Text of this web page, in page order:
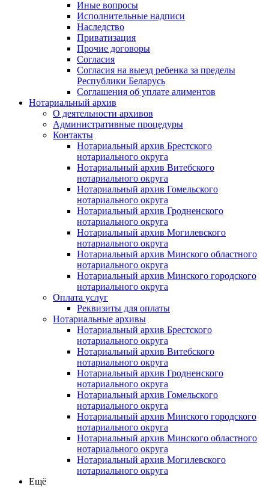
Иные вопросы
Исполнительные надписи
Наследство
Приватизация
Прочие договоры
Согласия
Согласия на выезд ребенка за пределы
Республики Беларусь
Соглашения об уплате алиментов
Нотариальный архив
О деятельности архивов
Административные процедуры
Контакты
Нотариальный архив Брестского
нотариального округа
Нотариальный архив Витебского
нотариального округа
Нотариальный архив Гомельского
нотариального округа
Нотариальный архив Гродненского
нотариального округа
Нотариальный архив Могилевского
нотариального округа
Нотариальный архив Минского областного
нотариального округа
Нотариальный архив Минского городского
нотариального округа
Оплата услуг
Реквизиты для оплаты
Нотариальные архивы
Нотариальный архив Брестского
нотариального округа
Нотариальный архив Витебского
нотариального округа
Нотариальный архив Гродненского
нотариального округа
Нотариальный архив Гомельского
нотариального округа
Нотариальный архив Минского городского
нотариального округа
Нотариальный архив Минского областного
нотариального округа
Нотариальный архив Могилевского
нотариального округа
Ещё